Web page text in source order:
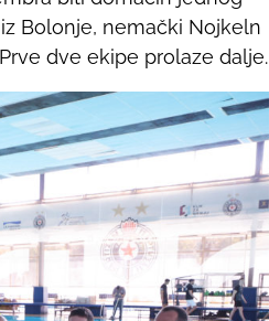
Bolonje, nemački Nojkeln
dve ekipe prolaze dalje.